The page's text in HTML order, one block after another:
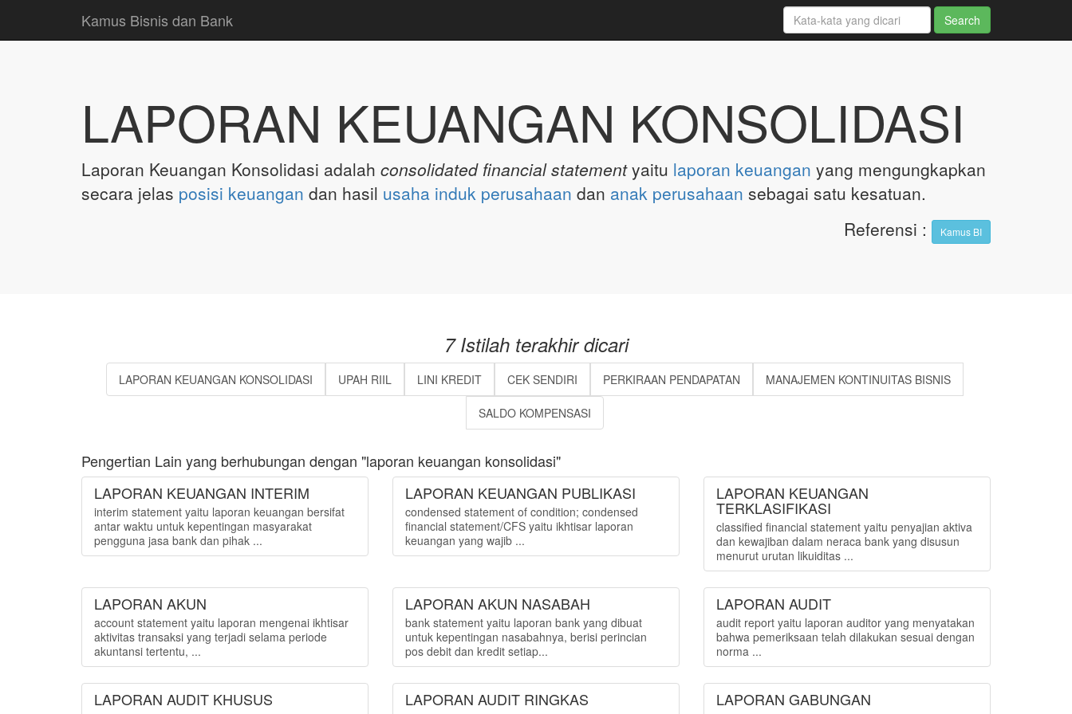
Kamus Bisnis dan Bank
LAPORAN KEUANGAN KONSOLIDASI
Laporan Keuangan Konsolidasi adalah consolidated financial statementyaitu laporan keuangan yang mengungkapkan
secara jelas posisi keuangan dan hasil usaha induk perusahaan dan anak perusahaan sebagai satu kesatuan.
Referensi : Kamus BI
7 Istilah terakhir dicari
LAPORAN KEUANGAN KONSOLIDASI UPAH RIIL LINI KREDIT CEK SENDIRI PERKIRAAN PENDAPATAN MANAJEMEN KONTINUITAS BISNIS
SALDO KOMPENSASI
Pengertian Lain yang berhubungan dengan "laporan keuangan konsolidasi"
LAPORAN KEUANGAN INTERIM
interim statement yaitu laporan keuangan bersifat
antar waktu untuk kepentingan masyarakat
pengguna jasa bank dan pihak ...
LAPORAN KEUANGAN PUBLIKASI
condensed statement of condition; condensed
financial statement/CFS yaitu ikhtisar laporan
keuangan yang wajib ...
LAPORAN KEUANGAN
TERKLASIFIKASI
classified financial statement yaitu penyajian aktiva
dan kewajiban dalam neraca bank yang disusun
menurut urutan likuiditas ...
LAPORAN AKUN
account statement yaitu laporan mengenai ikhtisar
aktivitas transaksi yang terjadi selama periode
akuntansi tertentu, ...
LAPORAN AKUN NASABAH
bank statement yaitu laporan bank yang dibuat
untuk kepentingan nasabahnya, berisi perincian
pos debit dan kredit setiap...
LAPORAN AUDIT
audit report yaitu laporan auditor yang menyatakan
bahwa pemeriksaan telah dilakukan sesuai dengan
norma ...
LAPORAN AUDIT KHUSUS LAPORAN AUDIT RINGKAS LAPORAN GABUNGAN